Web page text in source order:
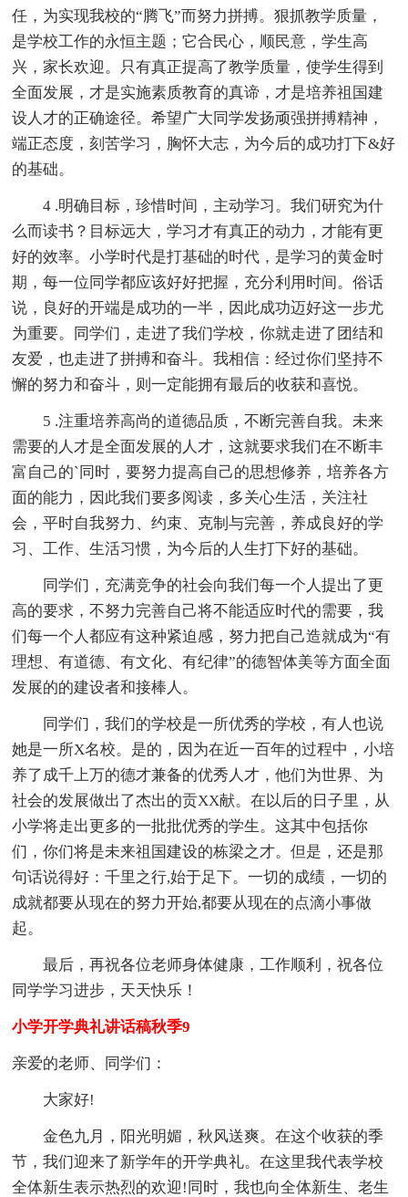
任，为实现我校的“腾飞”而努力拼搏。狠抓教学质量，
是学校工作的永恒主题；它合民心，顺民意，学生高
兴，家长欢迎。只有真正提高了教学质量，使学生得到
全面发展，才是实施素质教育的真谛，才是培养祖国建
设人才的正确途径。希望广大同学发扬顽强拼搏精神，
端正态度，刻苦学习，胸怀大志，为今后的成功打下&好
的基础。
4 .明确目标，珍惜时间，主动学习。我们研究为什
么而读书？目标远大，学习才有真正的动力，才能有更
好的效率。小学时代是打基础的时代，是学习的黄金时
期，每一位同学都应该好好把握，充分利用时间。俗话
说，良好的开端是成功的一半，因此成功迈好这一步尤
为重要。同学们，走进了我们学校，你就走进了团结和
友爱，也走进了拼搏和奋斗。我相信：经过你们坚持不
懈的努力和奋斗，则一定能拥有最后的收获和喜悦。
5 .注重培养高尚的道德品质，不断完善自我。未来
需要的人才是全面发展的人才，这就要求我们在不断丰
富自己的`同时，要努力提高自己的思想修养，培养各方
面的能力，因此我们要多阅读，多关心生活，关注社
会，平时自我努力、约束、克制与完善，养成良好的学
习、工作、生活习惯，为今后的人生打下好的基础。
同学们，充满竞争的社会向我们每一个人提出了更
高的要求，不努力完善自己将不能适应时代的需要，我
们每一个人都应有这种紧迫感，努力把自己造就成为“有
理想、有道德、有文化、有纪律”的德智体美等方面全面
发展的的建设者和接棒人。
同学们，我们的学校是一所优秀的学校，有人也说
她是一所X名校。是的，因为在近一百年的过程中，小培
养了成千上万的德才兼备的优秀人才，他们为世界、为
社会的发展做出了杰出的贡XX献。在以后的日子里，从
小学将走出更多的一批批优秀的学生。这其中包括你
们，你们将是未来祖国建设的栋梁之才。但是，还是那
句话说得好：千里之行,始于足下。一切的成绩，一切的
成就都要从现在的努力开始,都要从现在的点滴小事做
起。
最后，再祝各位老师身体健康，工作顺利，祝各位
同学学习进步，天天快乐！
小学开学典礼讲话稿秋季9
亲爱的老师、同学们：
大家好!
金色九月，阳光明媚，秋风送爽。在这个收获的季
节，我们迎来了新学年的开学典礼。在这里我代表学校
全体新生表示热烈的欢迎!同时，我也向全体新生、老生